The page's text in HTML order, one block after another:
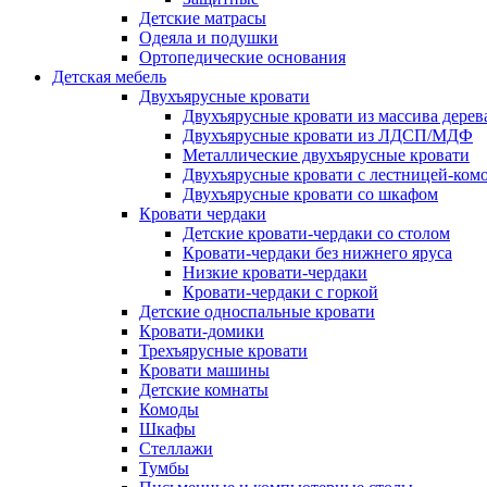
Детские матрасы
Одеяла и подушки
Ортопедические основания
Детская мебель
Двухъярусные кровати
Двухъярусные кровати из массива
Двухъярусные кровати из ЛДСП/МДФ
Металлические двухъярусные кровати
Двухъярусные кровати с лестницей-
Двухъярусные кровати со шкафом
Кровати чердаки
Детские кровати-чердаки со столом
Кровати-чердаки без нижнего яруса
Низкие кровати-чердаки
Кровати-чердаки с горкой
Детские односпальные кровати
Кровати-домики
Трехъярусные кровати
Кровати машины
Детские комнаты
Комоды
Шкафы
Стеллажи
Тумбы